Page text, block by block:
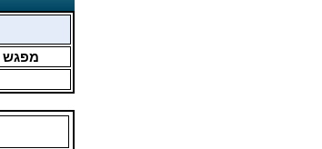
מפגש